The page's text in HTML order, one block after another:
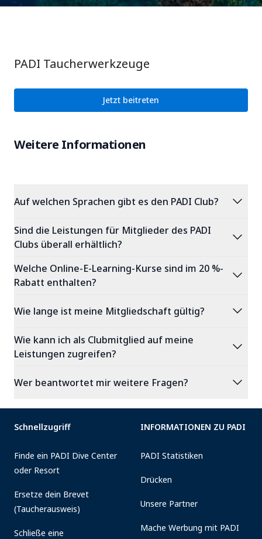
PADI Taucherwerkzeuge
Jetzt beitreten
Weitere Informationen
Auf welchen Sprachen gibt es den PADI Club? expand_more
Sind die Leistungen für Mitglieder des PADI
Clubs überall erhältlich?
expand_more
Welche Online-E-Learning-Kurse sind im 20 %-
Rabatt enthalten?
expand_more
Wie lange ist meine Mitgliedschaft gültig? expand_more
Wie kann ich als Clubmitglied auf meine
Leistungen zugreifen?
expand_more
Wer beantwortet mir weitere Fragen? expand_more
Schnellzugriff
Finde ein PADI Dive Center
oder Resort
Ersetze dein Brevet
(Taucherausweis)
Schließe eine
INFORMATIONEN ZU PADI
PADI Statistiken
Drücken
Unsere Partner
Mache Werbung mit PADI